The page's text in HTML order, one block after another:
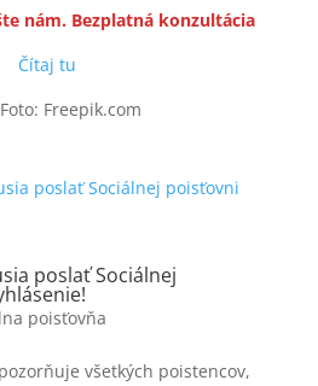
nám. Bezplatná konzultácia
Čítaj tu
Freepik.com
poslať Sociálnej
poisťovňa
všetkých poistencov,